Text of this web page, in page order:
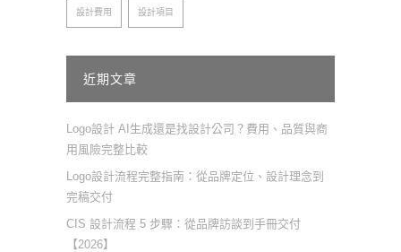
設計費用 設計項目
近期文章
Logo設計 AI生成還是找設計公司？費用、品質與商
用風險完整比較
Logo設計流程完整指南：從品牌定位、設計理念到
完稿交付
CIS 設計流程 5 步驟：從品牌訪談到手冊交付
【2026】